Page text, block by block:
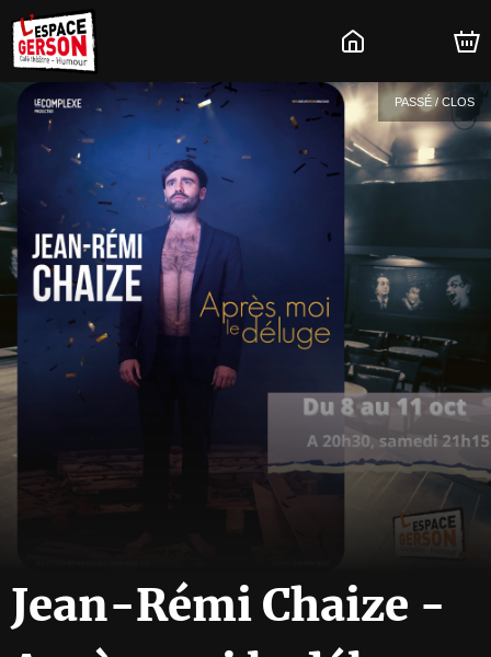
PASSÉ / CLOS
Jean-Rémi Chaize -